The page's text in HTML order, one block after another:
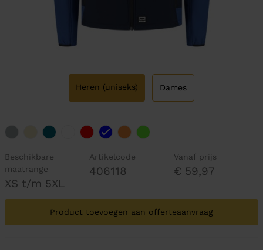
Heren (uniseks) Dames
Beschikbare
maatrange
XS t/m 5XL
Artikelcode
406118
Vanaf prijs
€ 59,97
Product toevoegen aan offerteaanvraag